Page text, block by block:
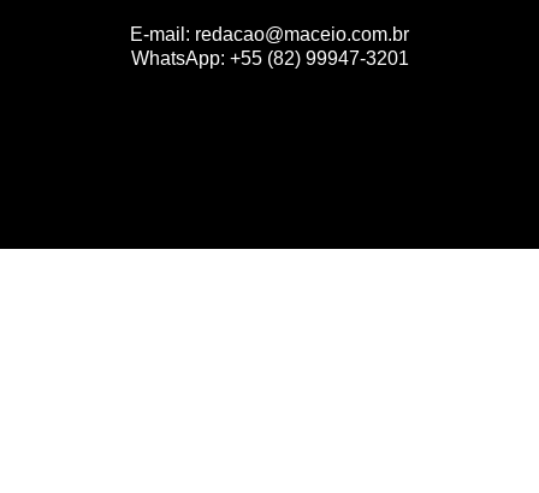
E-mail: redacao@maceio.com.br
WhatsApp: +55 (82) 99947-3201